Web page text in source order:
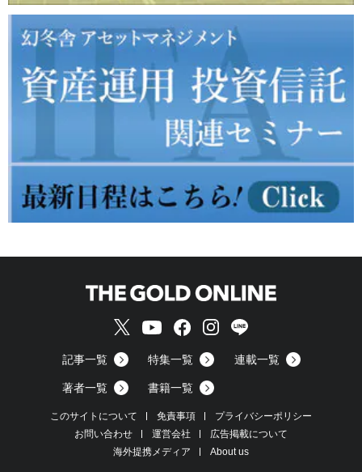
記事一覧 特集一覧 連載一覧
著者一覧 書籍一覧
このサイトについて 免責事項
プライバシーポリシー
お問い合わせ
運営会社
広告掲載について
海外提携メディア
About us